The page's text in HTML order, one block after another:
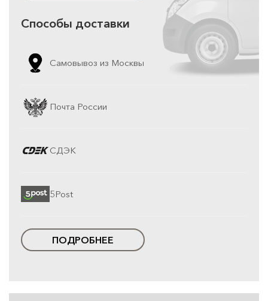
Способы доставки
Самовывоз из Москвы
Почта России
СДЭК
5Post
ПОДРОБНЕЕ